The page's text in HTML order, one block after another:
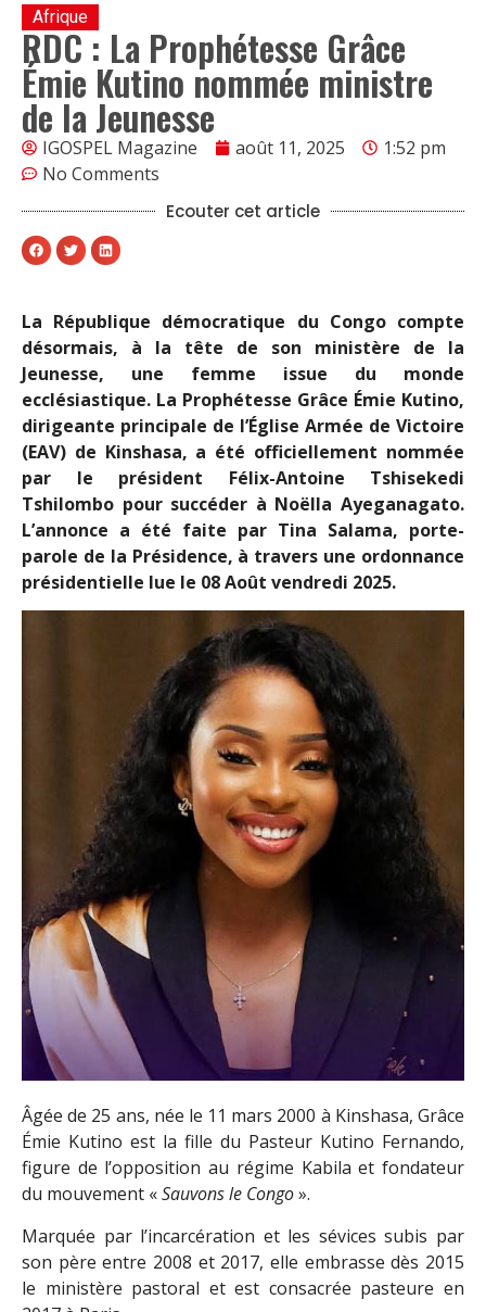
Afrique
RDC : La Prophétesse Grâce
Émie Kutino nommée ministre
de la Jeunesse
IGOSPEL Magazine août 11, 2025
1:52 pm
No Comments
Ecouter cet article
La République démocratique du Congo compte
désormais, à la tête de son ministère de la
Jeunesse, une femme issue du monde
ecclésiastique. La Prophétesse Grâce Émie Kutino,
dirigeante principale de l’Église Armée de Victoire
(EAV) de Kinshasa, a été officiellement nommée
par le président Félix-Antoine Tshisekedi
Tshilombo pour succéder à Noëlla Ayeganagato.
L’annonce a été faite par Tina Salama, porte-
parole de la Présidence, à travers une ordonnance
présidentielle lue le 08 Août vendredi 2025.
Âgée de 25 ans, née le 11 mars 2000 à Kinshasa, Grâce
Émie Kutino est la fille du Pasteur Kutino Fernando,
figure de l’opposition au régime Kabila et fondateur
du mouvement «Sauvons le Congo».
Marquée par l’incarcération et les sévices subis par
son père entre 2008 et 2017, elle embrasse dès 2015
le ministère pastoral et est consacrée pasteure en